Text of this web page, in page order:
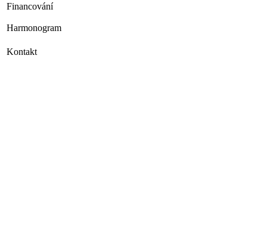
Financování
Harmonogram
Kontakt